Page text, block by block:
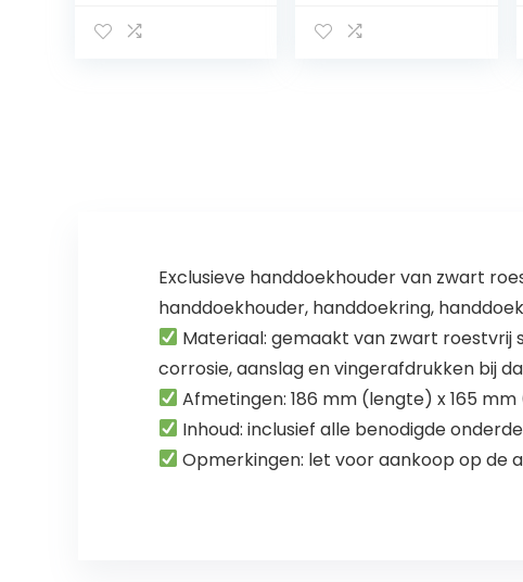
zelfklevend, 130
badkamer,
Exclusieve handdoekhouder van zwart
handdoekhouder, handdoekring,
Materiaal: gemaakt van zwart roestvrij
corrosie, aanslag en vingerafdrukken bij
Afmetingen: 186 mm (lengte) x 165
Inhoud: inclusief alle benodigde
Opmerkingen: let voor aankoop op de